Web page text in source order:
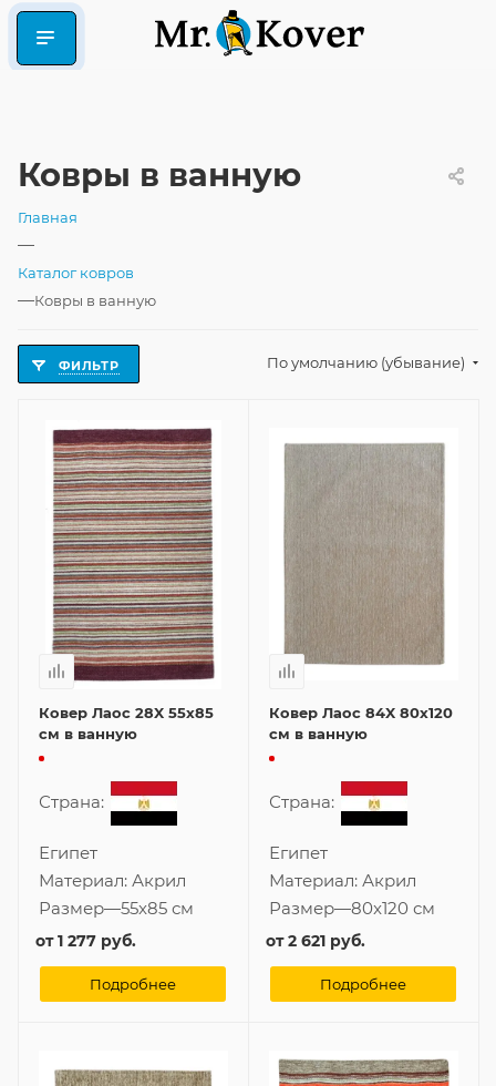
Ковры в ванную
Главная
—
Каталог ковров
—Ковры в ванную
ФИЛЬТР По умолчанию (убывание)
Ковер Лаос 28X 55x85
см в ванную
Страна:
Египет
Материал: Акрил
Размер—55x85 см
от1 277 руб.
Подробнее
Ковер Лаос 84X 80x120
см в ванную
Страна:
Египет
Материал: Акрил
Размер—80x120 см
от2 621 руб.
Подробнее